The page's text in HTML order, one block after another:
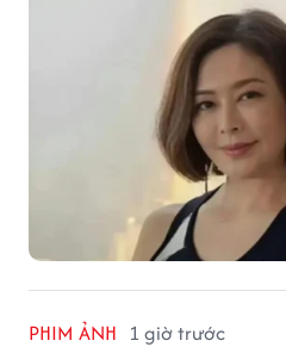
PHIM ẢNH 1 giờ trước